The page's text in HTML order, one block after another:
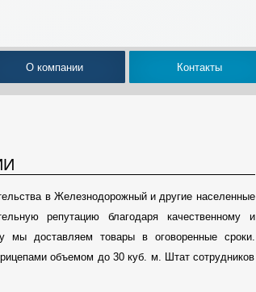
О компании Контакты
в Железнодорожный и другие населенные
репутацию благодаря качественному и
мы доставляем товары в оговоренные сроки.
объемом до 30 куб. м. Штат сотрудников